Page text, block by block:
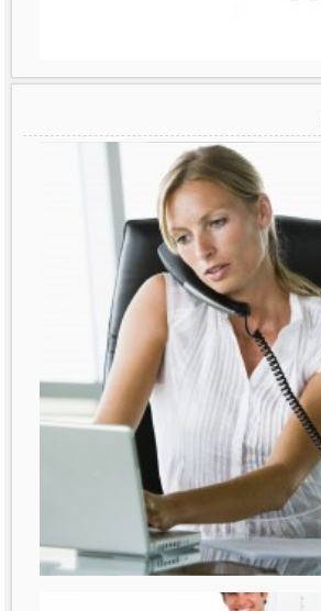
מנצח בעולם העסקים של המאה ה-21
על נשים מנהלות. דובר
תקרת הזכוכית
נוספים